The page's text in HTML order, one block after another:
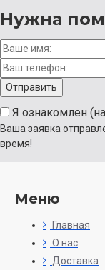
Нужна
Я ознакомлен
Ваша заявка
время!
Меню
Главная
О нас
Доставка